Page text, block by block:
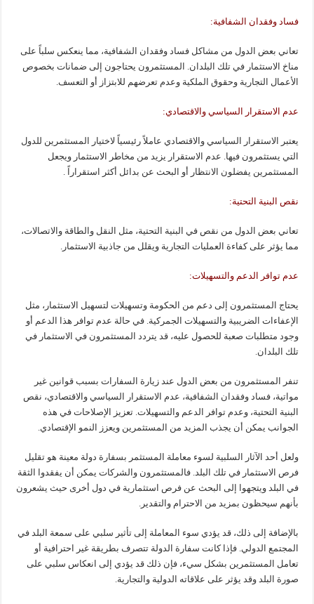
فساد وفقدان الشفافية:
تعاني بعض الدول من مشاكل فساد وفقدان الشفافية، مما ينعكس سلباً على
مناخ الاستثمار في تلك البلدان. المستثمرون يحتاجون إلى ضمانات بخصوص
الأعمال التجارية وحقوق الملكية وعدم تعرضهم للابتزاز أو التعسف.
عدم الاستقرار السياسي والاقتصادي:
يعتبر الاستقرار السياسي والاقتصادي عاملاً رئيسياً لاختيار المستثمرين للدول
التي يستثمرون فيها. عدم الاستقرار يزيد من مخاطر الاستثمار ويجعل
المستثمرين يفضلون الانتظار أو البحث عن بدائل أكثر استقراراً .
نقص البنية التحتية:
تعاني بعض الدول من نقص في البنية التحتية، مثل النقل والطاقة والاتصالات،
مما يؤثر على كفاءة العمليات التجارية ويقلل من جاذبية الاستثمار.
عدم توافر الدعم والتسهيلات:
يحتاج المستثمرون إلى دعم من الحكومة وتسهيلات لتسهيل الاستثمار، مثل
الإعفاءات الضريبية والتسهيلات الجمركية. في حالة عدم توافر هذا الدعم أو
وجود متطلبات صعبة للحصول عليه، قد يتردد المستثمرون في الاستثمار في
تلك البلدان.
تنفر المستثمرون من بعض الدول عند زيارة السفارات بسبب قوانين غير
مواتية، فساد وفقدان الشفافية، عدم الاستقرار السياسي والاقتصادي، نقص
البنية التحتية، وعدم توافر الدعم والتسهيلات. تعزيز الإصلاحات في هذه
الجوانب يمكن أن يجذب المزيد من المستثمرين ويعزز النمو الإقتصادي.
ولعل أحد الآثار السلبية لسوء معاملة المستثمر بسفارة دولة معينة هو تقليل
فرص الاستثمار في تلك البلد. فالمستثمرون والشركات يمكن أن يفقدوا الثقة
في البلد ويتجهوا إلى البحث عن فرص استثمارية في دول أخرى حيث يشعرون
بأنهم سيحظون بمزيد من الاحترام والتقدير.
بالإضافة إلى ذلك، قد يؤدي سوء المعاملة إلى تأثير سلبي على سمعة البلد في
المجتمع الدولي. فإذا كانت سفارة الدولة تتصرف بطريقة غير احترافية أو
تعامل المستثمرين بشكل سيء، فإن ذلك قد يؤدي إلى انعكاس سلبي على
صورة البلد وقد يؤثر على علاقاته الدولية والتجارية.